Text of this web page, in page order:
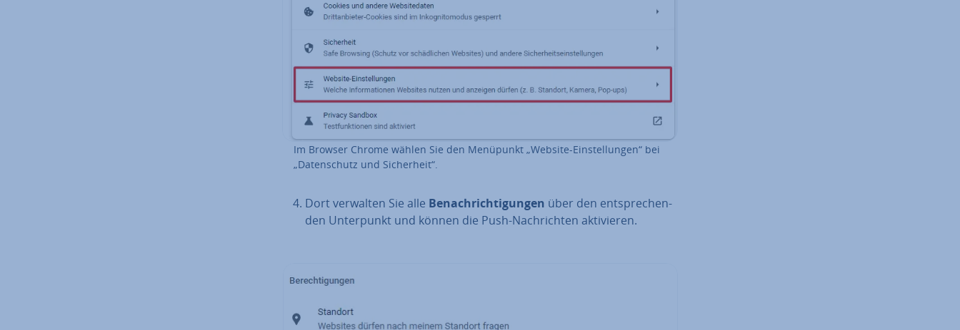
Im Browser Chrome wählen Sie den Menüpunkt „Website-Ein­stel­lun­gen“ bei
„Da­ten­schutz und Si­cher­heit“.
Dort verwalten Sie alle Be­nach­rich­ti­gun­gen über den ent­spre­chen­
den Un­ter­punkt und können die Push-Nach­rich­ten ak­ti­vie­ren.